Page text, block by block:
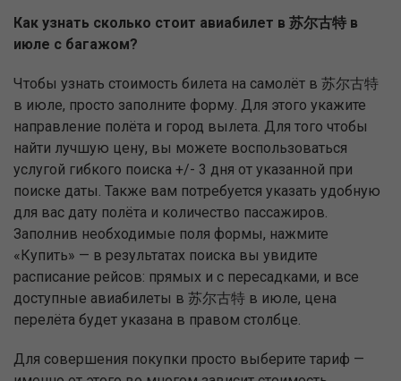
Как узнать сколько стоит авиабилет в 苏尔古特 в
июле с багажом?
Чтобы узнать стоимость билета на самолёт в 苏尔古特
в июле, просто заполните форму. Для этого укажите
направление полёта и город вылета. Для того чтобы
найти лучшую цену, вы можете воспользоваться
услугой гибкого поиска +/- 3 дня от указанной при
поиске даты. Также вам потребуется указать удобную
для вас дату полёта и количество пассажиров.
Заполнив необходимые поля формы, нажмите
«Купить» — в результатах поиска вы увидите
расписание рейсов: прямых и с пересадками, и все
доступные авиабилеты в 苏尔古特 в июле, цена
перелёта будет указана в правом столбце.
Для совершения покупки просто выберите тариф —